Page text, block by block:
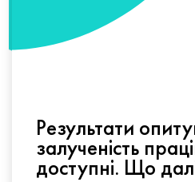
Результати
залученість
доступні. Що